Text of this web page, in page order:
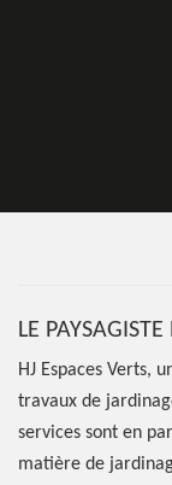
LE
HJ Espaces Verts,
travaux de
services sont en
matière de